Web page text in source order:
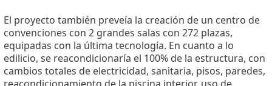
El proyecto también preveía la creación de un centro de
convenciones con 2 grandes salas con 272 plazas,
equipadas con la última tecnología. En cuanto a lo
edilicio, se reacondicionaría el 100% de la estructura, con
cambios totales de electricidad, sanitaria, pisos, paredes,